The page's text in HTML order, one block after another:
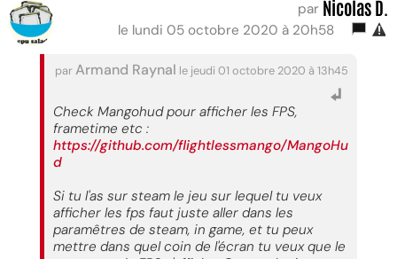
par Nicolas D.
le lundi 05 octobre 2020 à 20h58
parArmand Raynal le jeudi 01 octobre 2020 à 13h45
Check Mangohud pour afficher les FPS,
frametime etc :
https://github.com/flightlessmango/MangoHu
d
Si tu l'as sur steam le jeu sur lequel tu veux
afficher les fps faut juste aller dans les
paramêtres de steam, in game, et tu peux
mettre dans quel coin de l'écran tu veux que le